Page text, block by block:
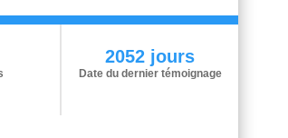
2052 jours
Date du dernier témoignage